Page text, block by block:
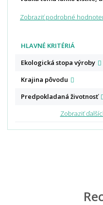
Zobraziť podrobné
HLAVNÉ KRITÉRIÁ
Ekologická stopa výroby
Krajina pôvodu
Predpokladaná životnosť
Zobraziť